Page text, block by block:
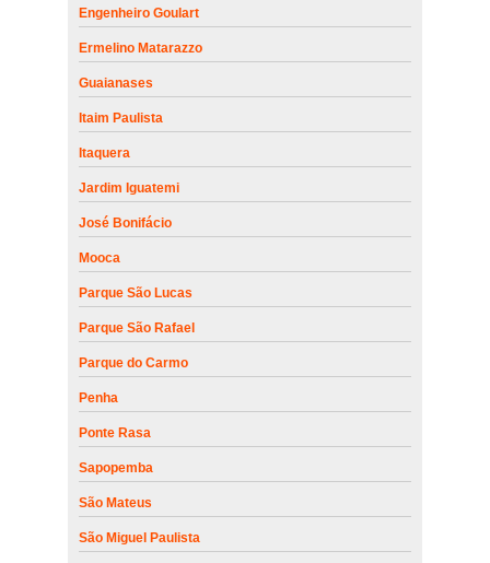
Engenheiro Goulart
Ermelino Matarazzo
Guaianases
Itaim Paulista
Itaquera
Jardim Iguatemi
José Bonifácio
Mooca
Parque São Lucas
Parque São Rafael
Parque do Carmo
Penha
Ponte Rasa
Sapopemba
São Mateus
São Miguel Paulista